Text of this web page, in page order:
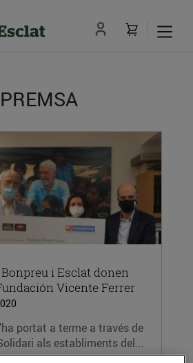
PREMSA
i Esclat donen
Vicente Ferrer
portat a terme a través de
als establiments del...